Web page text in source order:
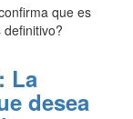
que es
La
desea